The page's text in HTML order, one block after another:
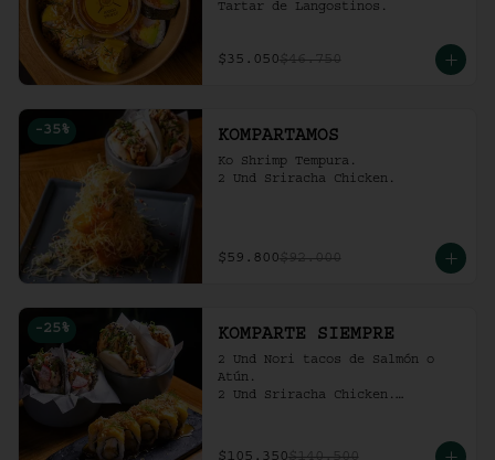
Tartar de Langostinos.
$35.050$46.750
-35 % KOMPARTAMOS
Ko Shrimp Tempura.
2 Und Sriracha Chicken.
$59.800$92.000
-25 % KOMPARTE SIEMPRE
2 Und Nori tacos de Salmón o
Atún.
2 Und Sriracha Chicken.